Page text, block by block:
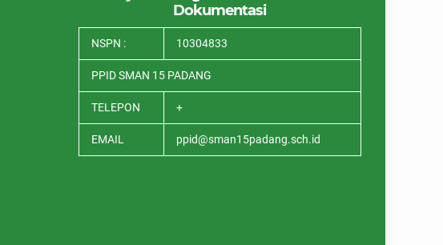
Dokumentasi
NSPN : 10304833
PPID SMAN 15 PADANG
TELEPON +
EMAIL ppid@sman15padang.sch.id